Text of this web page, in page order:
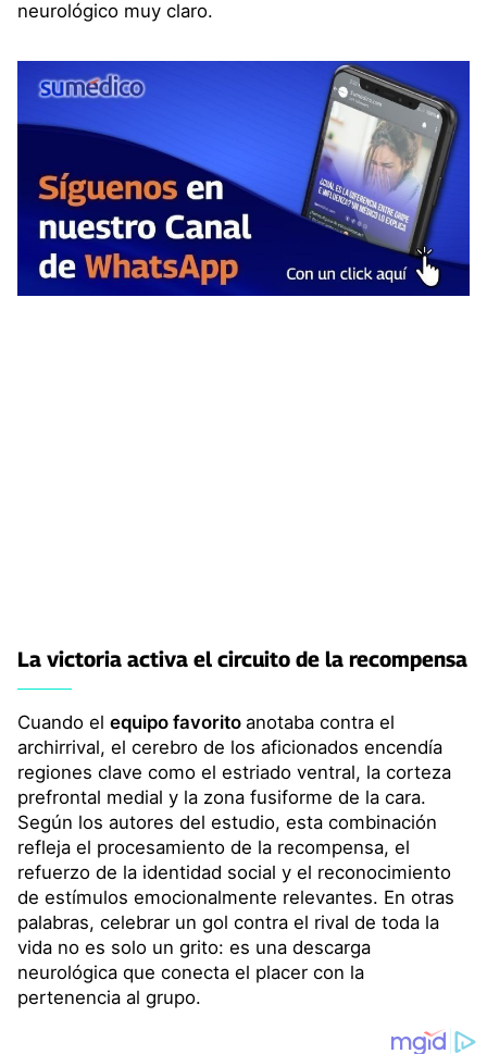
neurológico muy claro.
La victoria activa el circuito de la recompensa
Cuando el equipo favorito anotaba contra el
archirrival, el cerebro de los aficionados encendía
regiones clave como el estriado ventral, la corteza
prefrontal medial y la zona fusiforme de la cara.
Según los autores del estudio, esta combinación
refleja el procesamiento de la recompensa, el
refuerzo de la identidad social y el reconocimiento
de estímulos emocionalmente relevantes. En otras
palabras, celebrar un gol contra el rival de toda la
vida no es solo un grito: es una descarga
neurológica que conecta el placer con la
pertenencia al grupo.